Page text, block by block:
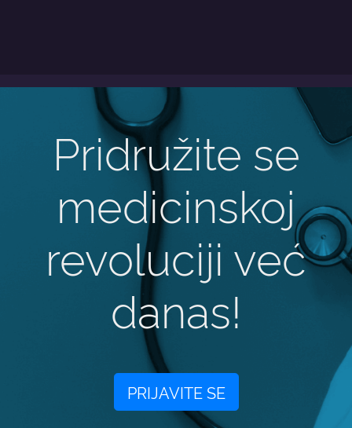
Pridružite se
medicinskoj
revoluciji već
danas!
PRIJAVITE SE